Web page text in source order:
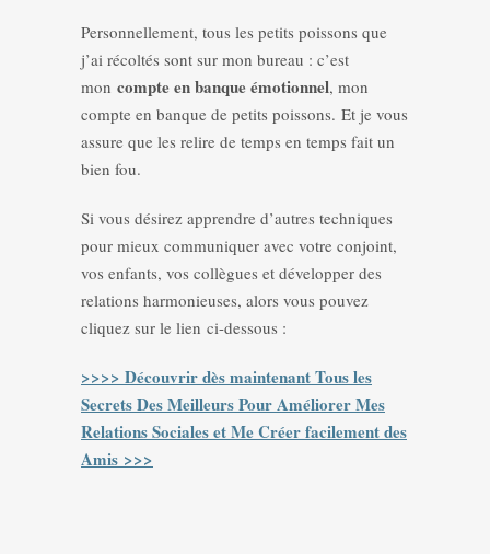
Personnellement, tous les petits poissons que
j’ai récoltés sont sur mon bureau : c’est
mon compte en banque émotionnel, mon
compte en banque de petits poissons. Et je vous
assure que les relire de temps en temps fait un
bien fou.
Si vous désirez apprendre d’autres techniques
pour mieux communiquer avec votre conjoint,
vos enfants, vos collègues et développer des
relations harmonieuses, alors vous pouvez
cliquez sur le lien ci-dessous :
>>>> Découvrir dès maintenant Tous les
Secrets Des Meilleurs Pour Améliorer Mes
Relations Sociales et Me Créer facilement des
Amis >>>